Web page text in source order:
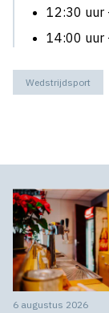
12:30 uur
14:00 uur
Wedstrijdsport
6 augustus 2026